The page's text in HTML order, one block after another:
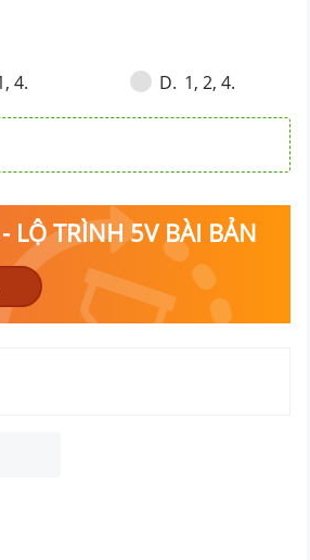
4. D. 1, 2, 4.
TRÌNH 5V BÀI BẢN